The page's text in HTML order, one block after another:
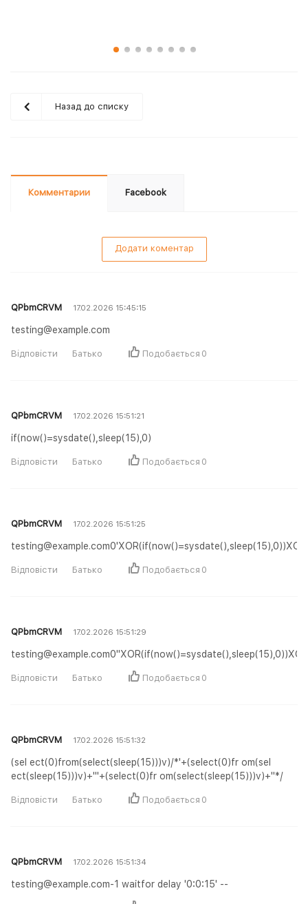
Назад до списку
Комментарии Facebook
Додати коментар
QPbmCRVM 17.02.2026 15:45:15
testing@example.com
Відповісти Батько Подобається 0
QPbmCRVM 17.02.2026 15:51:21
if(now()=sysdate(),sleep(15),0)
Відповісти Батько Подобається 0
QPbmCRVM 17.02.2026 15:51:25
Відповісти Батько Подобається 0
QPbmCRVM 17.02.2026 15:51:29
Відповісти Батько Подобається 0
QPbmCRVM 17.02.2026 15:51:32
(sel ect(0)from(select(sleep(15)))v)/*'+(select(0)fr om(sel
ect(sleep(15)))v)+'"+(select(0)fr om(select(sleep(15)))v)+"*/
Відповісти Батько Подобається 0
QPbmCRVM 17.02.2026 15:51:34
testing@example.com-1 waitfor delay '0:0:15' --